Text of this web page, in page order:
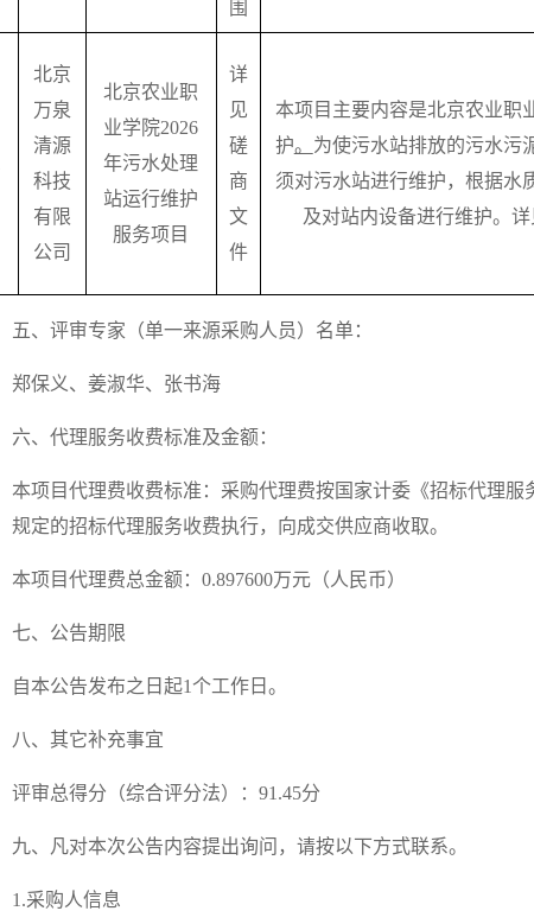
围
北京
万泉
清源
科技
有限
公司
北京农业职
业学院2026
年污水处理
站运行维护
服务项目
详
见
磋
商
文
件
本项目主要内容是北京农业职
护。 为使污水站排放的污水污
须对污水站进行维护，根据水
及对站内设备进行维护。详
五、评审专家（单一来源采购人员）名单：
郑保义、姜淑华、张书海
六、代理服务收费标准及金额：
本项目代理费收费标准：采购代理费按国家计委《招标代理服
规定的招标代理服务收费执行，向成交供应商收取。
本项目代理费总金额：0.897600万元（人民币）
七、公告期限
自本公告发布之日起1个工作日。
八、其它补充事宜
评审总得分（综合评分法）：91.45分
九、凡对本次公告内容提出询问，请按以下方式联系。
1.采购人信息